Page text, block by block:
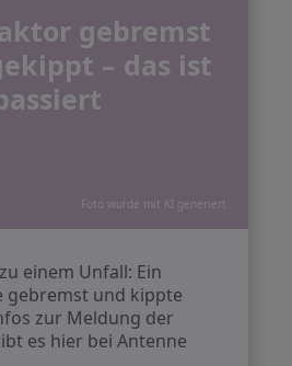
gebremst
– das ist
Foto wurde mit KI generiert
einem Unfall: Ein
gebremst und kippte
zur Meldung der
es hier bei Antenne